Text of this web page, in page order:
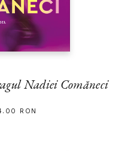
Nadiei Comăneci
RON